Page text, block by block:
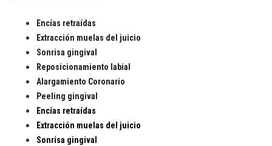
Encías retraídas
Extracción muelas del juicio
Sonrisa gingival
Reposicionamiento labial
Alargamiento Coronario
Peeling gingival
Encías retraídas
Extracción muelas del juicio
Sonrisa gingival